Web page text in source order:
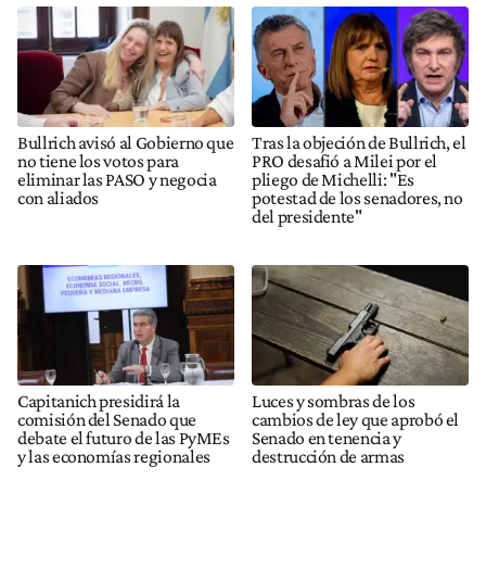
Bullrich avisó al Gobierno que
no tiene los votos para
eliminar las PASO y negocia
con aliados
Tras la objeción de Bullrich, el
PRO desafió a Milei por el
pliego de Michelli: "Es
potestad de los senadores, no
del presidente"
Capitanich presidirá la
comisión del Senado que
debate el futuro de las PyMEs
y las economías regionales
Luces y sombras de los
cambios de ley que aprobó el
Senado en tenencia y
destrucción de armas